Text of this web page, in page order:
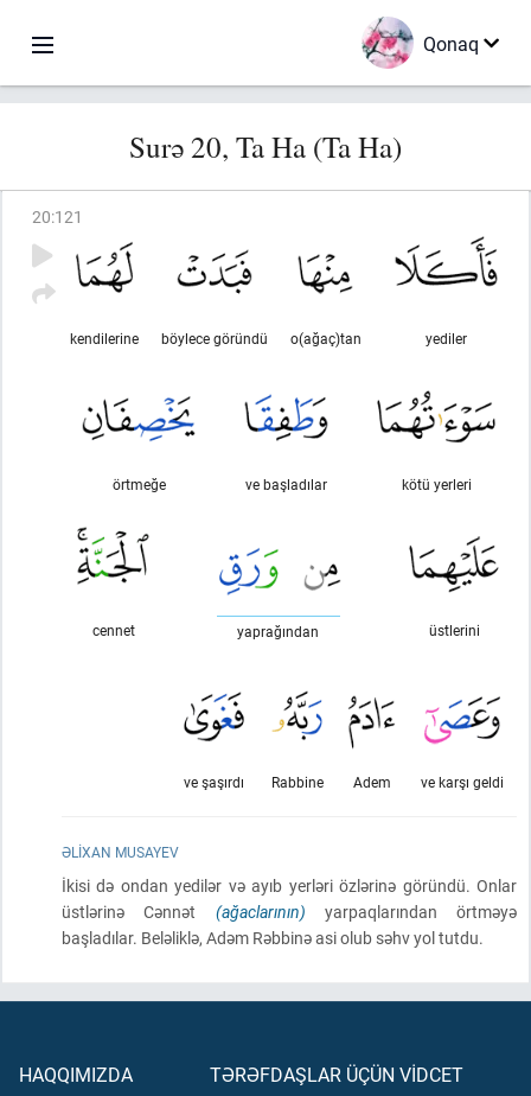
Qonaq
Surə 20, Ta Ha (Ta Ha)
20:121
yediler
o(ağaç)tan
böylece göründü
kendilerine
kötü yerleri
ve başladılar
örtmeğe
üstlerini
yaprağından
cennet
ve karşı geldi
Adem
Rabbine
ve şaşırdı
ƏLIXAN MUSAYEV
İkisi də ondan yedilər və ayıb yerləri özlərinə göründü. Onlar
üstlərinə Cənnət (ağaclarının) yarpaqlarından örtməyə
başladılar. Beləliklə, Adəm Rəbbinə asi olub səhv yol tutdu.
HAQQIMIZDA
TƏRƏFDAŞLAR ÜÇÜN VİDCET